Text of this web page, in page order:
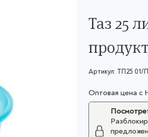
Таз 25
Артикул: ТП25 01/П
Оптовая цена с